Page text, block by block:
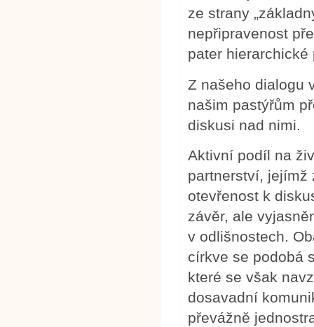
ze strany
nepřipravenost
pater
Z našeho dialogu
našim pastýřům
diskusi nad nimi.
Aktivní podíl na
partnerství, jejímž
otevřenost k
závěr, ale
v odlišnostech.
církve se podobá
které se však
dosavadní
převážně